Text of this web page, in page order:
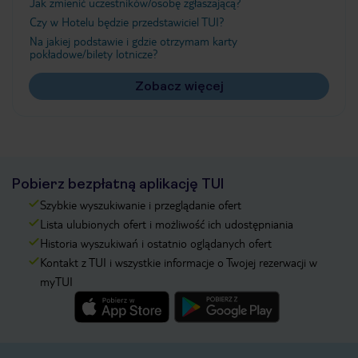
Czy w Hotelu będzie przedstawiciel TUI?
Na jakiej podstawie i gdzie otrzymam karty
pokładowe/bilety lotnicze?
Zobacz więcej
Pobierz bezpłatną aplikację TUI
Szybkie wyszukiwanie i przeglądanie ofert
Lista ulubionych ofert i możliwość ich udostępniania
Historia wyszukiwań i ostatnio oglądanych ofert
Kontakt z TUI i wszystkie informacje o Twojej rezerwacji w
myTUI